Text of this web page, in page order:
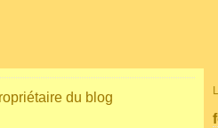
du blog